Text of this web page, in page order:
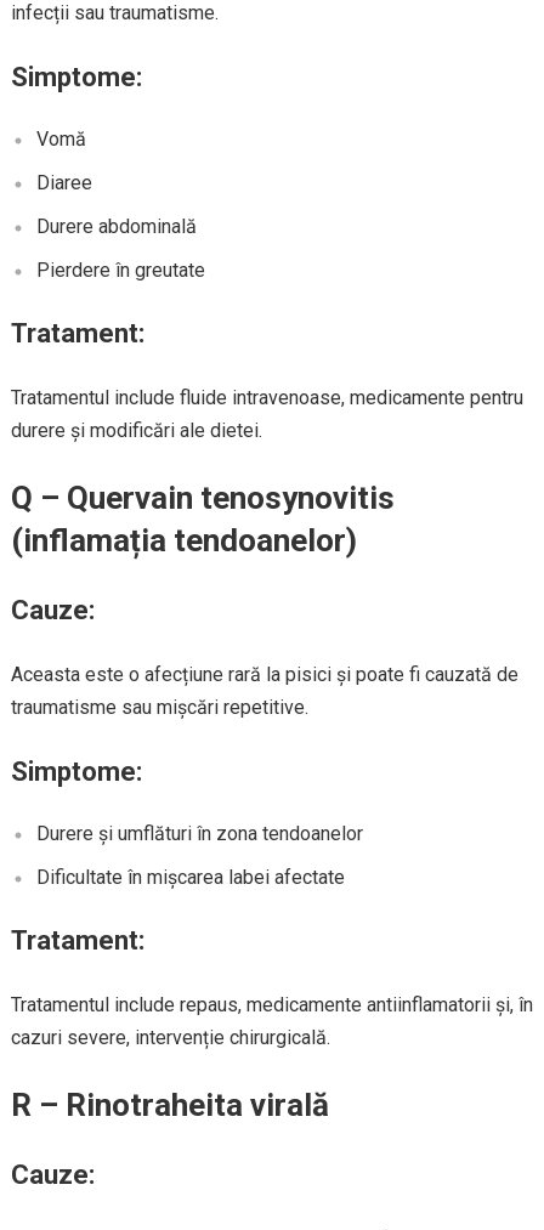
infecții sau traumatisme.
Simptome:
Vomă
Diaree
Durere abdominală
Pierdere în greutate
Tratament:
Tratamentul include fluide intravenoase, medicamente pentru
durere și modificări ale dietei.
Q – Quervain tenosynovitis
(inflamația tendoanelor)
Cauze:
Aceasta este o afecțiune rară la pisici și poate fi cauzată de
traumatisme sau mișcări repetitive.
Simptome:
Durere și umflături în zona tendoanelor
Dificultate în mișcarea labei afectate
Tratament:
Tratamentul include repaus, medicamente antiinflamatorii și, în
cazuri severe, intervenție chirurgicală.
R – Rinotraheita virală
Cauze: